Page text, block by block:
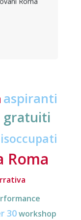
aspiranti
gratuiti
Roma
30workshop